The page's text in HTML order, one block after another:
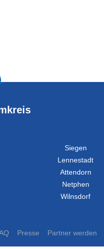
Siegen
Lennestadt
Attendorn
Netphen
Wilnsdorf
Presse Partner werden